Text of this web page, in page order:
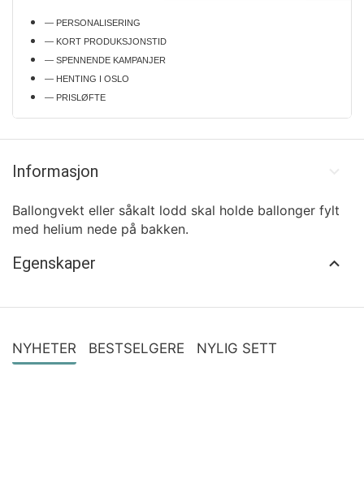
— PERSONALISERING
— KORT PRODUKSJONSTID
— SPENNENDE KAMPANJER
— HENTING I OSLO
— PRISLØFTE
Informasjon
Ballongvekt eller såkalt lodd skal holde ballonger fylt
med helium nede på bakken.
Egenskaper
NYHETER BESTSELGERE NYLIG SETT